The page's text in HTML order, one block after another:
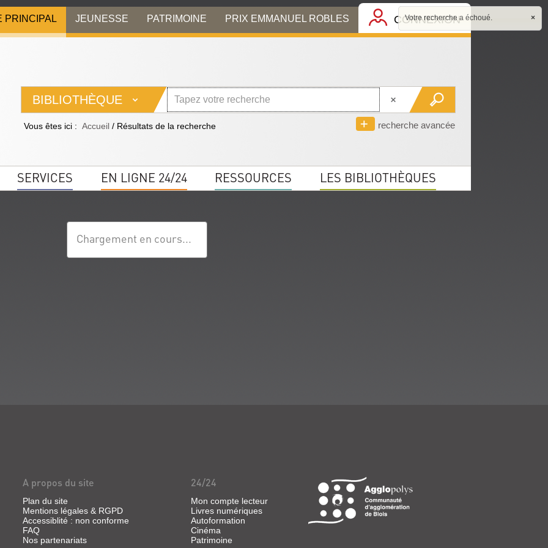
PRINCIPAL JEUNESSE PATRIMOINE PRIX EMMANUEL ROBLES CONNEXION
BIBLIOTHÈQUE
recherche avancée
Vous êtes ici : Accueil / Résultats de la recherche
SERVICES EN LIGNE 24/24 RESSOURCES LES BIBLIOTHÈQUES
Chargement en cours...
A propos du site
Plan du site
Mentions légales & RGPD
Accessiblité : non conforme
FAQ
Nos partenariats
24/24
Mon compte lecteur
Livres numériques
Autoformation
Cinéma
Patrimoine
×
Votre recherche a échoué.